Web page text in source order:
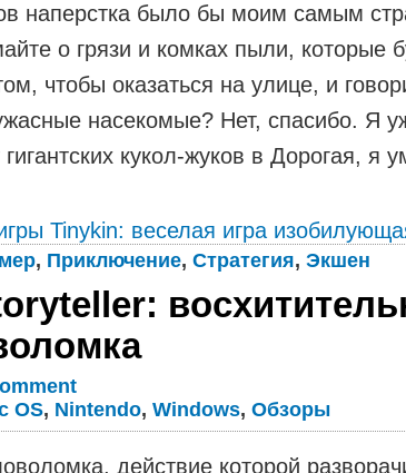
наперстка было бы моим самым
о грязи и комках пыли, которые
чтобы оказаться на улице, и
насекомые? Нет, спасибо. Я
кукол-жуков в Дорогая, я
Tinykin: веселая игра
, Приключение,Стратегия,Экшен
OS, Nintendo,Windows,Обзоры
действие которой